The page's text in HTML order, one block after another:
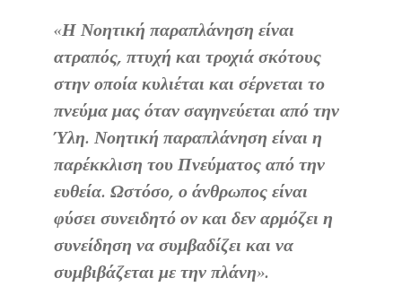
«Η Νοητική παραπλάνηση είναι
ατραπός, πτυχή και τροχιά σκότους
στην οποία κυλιέται και σέρνεται το
πνεύμα μας όταν σαγηνεύεται από την
Ύλη. Νοητική παραπλάνηση είναι η
παρέκκλιση του Πνεύματος από την
ευθεία. Ωστόσο, ο άνθρωπος είναι
φύσει συνειδητό ον και δεν αρμόζει η
συνείδηση να συμβαδίζει και να
συμβιβάζεται με την πλάνη».